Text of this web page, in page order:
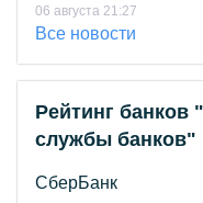
06 августа 21:27
Все новости
Рейтинг банков
службы банков"
СберБанк